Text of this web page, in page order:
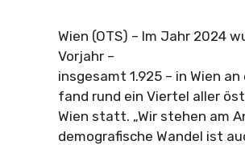
Wien (OTS) – Im Jahr 2024
Vorjahr –
insgesamt 1.925 – in Wien
fand rund ein Viertel aller
Wien statt. „Wir stehen am
demografische Wandel ist